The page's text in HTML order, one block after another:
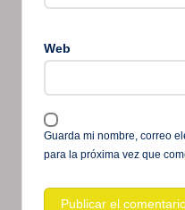
Web
Guarda mi nombre, correo
para la próxima vez que